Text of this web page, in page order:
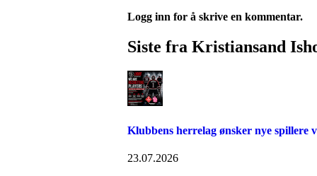
Logg inn for å skrive en kommentar.
Siste fra Kristiansand
Klubbens herrelag ønsker nye spillere
23.07.2026